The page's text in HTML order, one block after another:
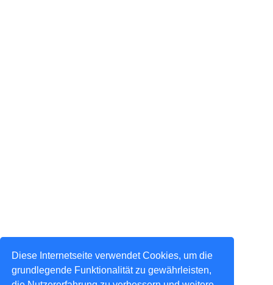
Diese Internetseite verwendet Cookies, um die
grundlegende Funktionalität zu gewährleisten,